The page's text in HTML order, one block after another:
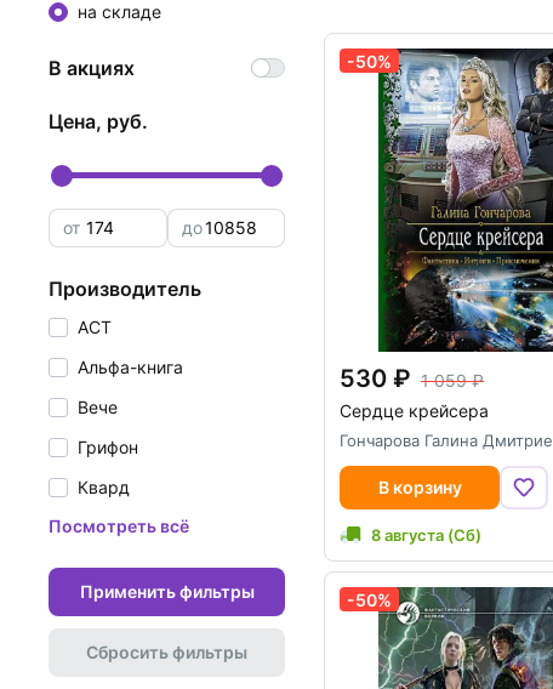
-50%
530
1 059
Сердце крейсера
Гончарова Галина
В корзину
8 августа (Сб)
-50%
на складе
В акциях
цена, руб.
от до
производитель
АСТ
Альфа-книга
Вече
Грифон
Квард
Посмотреть всё
Применить фильтры
Сбросить фильтры